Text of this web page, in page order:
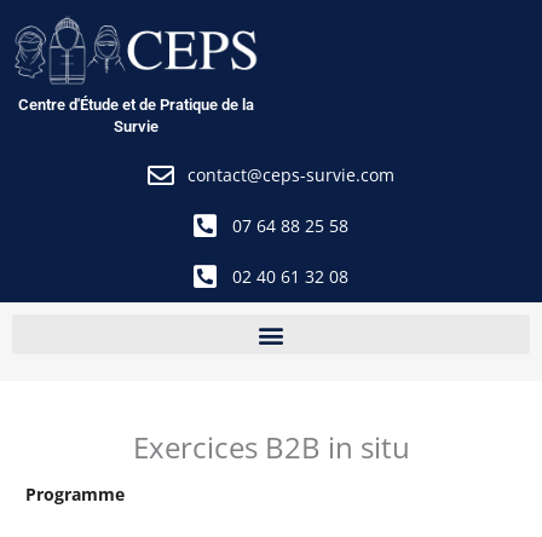
au
contenu
Centre d'Étude et de Pratique de la
Survie
contact@ceps-survie.com
07 64 88 25 58
02 40 61 32 08
Exercices B2B in situ
Programme